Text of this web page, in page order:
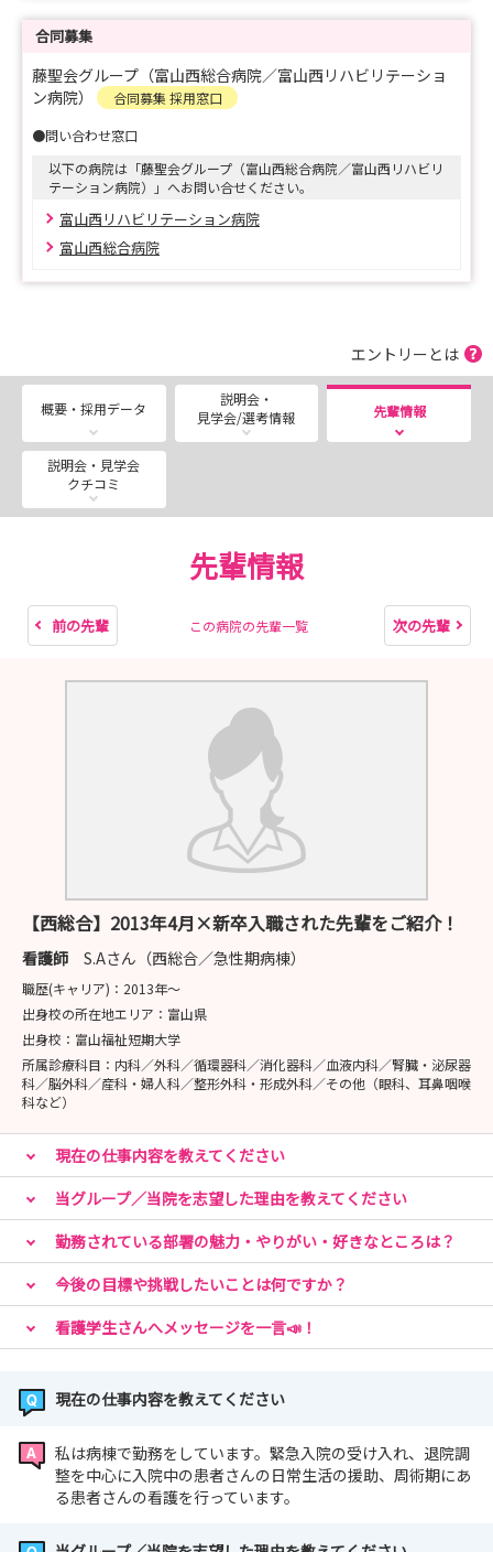
ご都合にあわせて個別に開催しています📝
来院いただいたことで、より理解を深められたという声も
多くいただいていますので
ぜひお気軽に見学にお越しください！
（ 第三期 ）※※ 受付終了 ※※
（ 第四期 ）応募締切：9月4日(金) 面接：9月26日(土)
午前
現在、第四期 採用選考の応募受付中です。
･･━━･･━━･･━━･･━━･･
【 🌻夏休み病院見学会🌻 】
忙しい夏休み中のすき間時間で病院見学したい方にオスス
2時間程度で、見学も、先輩スタッフとの交流もできちゃ
（２）8月18日(火) 10:00～12:00
【 １日インターンシップ（急性期／地域包括ケア／回復
期／手術室） 】
じっくりと病院内やスタッフの雰囲気を知りたい方にオス
スメ！
先輩看護師さんがマンツーマンで付き添ってくれるので、
安心して見学・体験が可能です✨
（１）8月19日(水) 9:00～16:00
（２）8月26日(水) 9:00～16:00
･･━━･･━━･･━━･･━━･･
合同募集
藤聖会グループ（富山西総合病院／富山西リハビリテーショ
ン病院）
合同募集 採用窓口
●問い合わせ窓口
以下の病院は「藤聖会グループ（富山西総合病院／富山西リハビリ
テーション病院）」へお問い合せください。
富山西リハビリテーション病院
富山西総合病院
エントリーとは
概要・採用データ
説明会・
見学会/選考情報
先輩情報
説明会・見学会
クチコミ
先輩情報
前の先輩 この病院の先輩一覧 次の先輩
【西総合】2013年4月×新卒入職された先輩をご紹介！
看護師 S.Aさん（西総合／急性期病棟）
職歴(キャリア)： 2013年〜
出身校の所在地エリア： 富山県
出身校： 富山福祉短期大学
所属診療科目： 内科／外科／循環器科／消化器科／血液内科／腎臓・泌尿器
科／脳外科／産科・婦人科／整形外科・形成外科／その他（眼科、耳鼻咽喉
科など）
現在の仕事内容を教えてください
当グループ／当院を志望した理由を教えてください
勤務されている部署の魅力・やりがい・好きなところは？
今後の目標や挑戦したいことは何ですか？
看護学生さんへメッセージを一言📣！
現在の仕事内容を教えてください
私は病棟で勤務をしています。緊急入院の受け入れ、退院調
整を中心に入院中の患者さんの日常生活の援助、周術期にあ
る患者さんの看護を行っています。